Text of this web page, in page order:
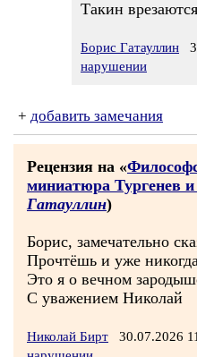
Такин
Борис Гатауллин
нарушении
+ добавить замечания
Рецензия на «
миниатюра Тургенев
Гатауллин)
Борис, замечательно
Прочтёшь и уже
Это я о вечном
С уважением Николай
Николай Бирт 30.07.2026